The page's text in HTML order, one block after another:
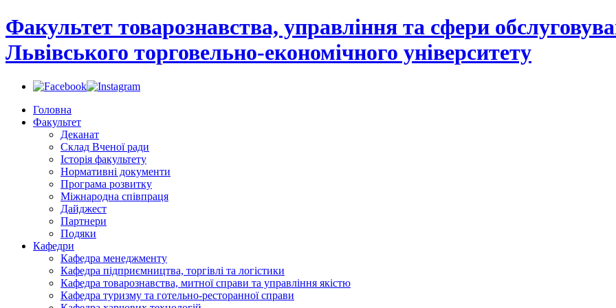
Факультет товарознавства, управління та сфери
Львівського торговельно-економічного університету
Головна
Факультет
Деканат
Склад Вченої ради
Історія факультету
Нормативні документи
Програма розвитку
Міжнародна співпраця
Дайджест
Партнери
Подяки
Кафедри
Кафедра менеджменту
Кафедра підприємництва, торгівлі та логістики
Кафедра товарознавства, митної справи та управління якістю
Кафедра туризму та готельно-ресторанної справи